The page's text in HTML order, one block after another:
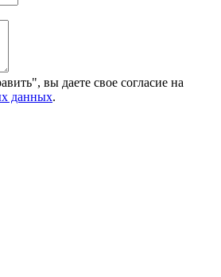
вы даете свое согласие на
данных.